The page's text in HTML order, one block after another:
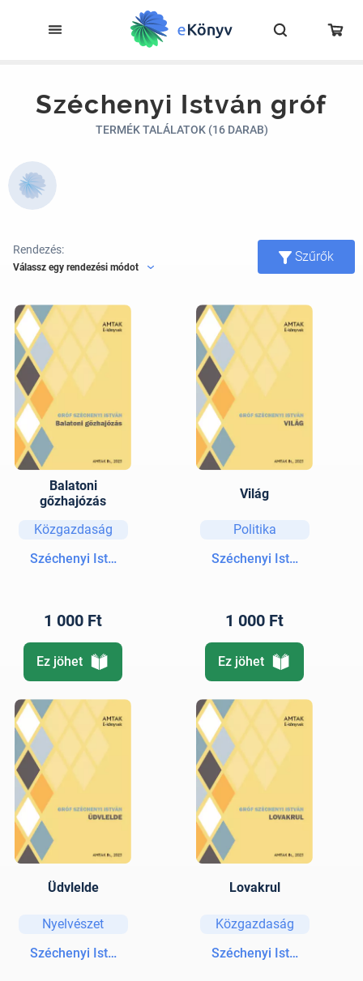
Széchenyi István gróf
TERMÉK TALÁLATOK (16 DARAB)
Rendezés:
Válassz egy rendezési módot
Szűrők
Balatoni
gőzhajózás
Közgazdaság
Széchenyi István gróf
1 000 Ft
Ez jöhet
Világ
Politika
Széchenyi István gróf
1 000 Ft
Ez jöhet
Üdvlelde
Nyelvészet
Széchenyi István gróf
Lovakrul
Közgazdaság
Széchenyi István gróf